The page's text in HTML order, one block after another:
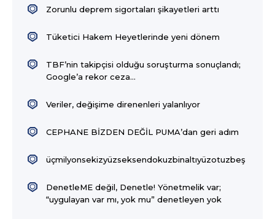
Zorunlu deprem sigortaları şikayetleri arttı
Tüketici Hakem Heyetlerinde yeni dönem
TBF’nin takipçisi olduğu soruşturma sonuçlandı;
Google’a rekor ceza…
Veriler, değişime direnenleri yalanlıyor
CEPHANE BİZDEN DEĞİL PUMA’dan geri adım
üçmilyonsekizyüzseksendokuzbinaltıyüzotuzbeş
DenetleME değil, Denetle! Yönetmelik var;
“uygulayan var mı, yok mu” denetleyen yok